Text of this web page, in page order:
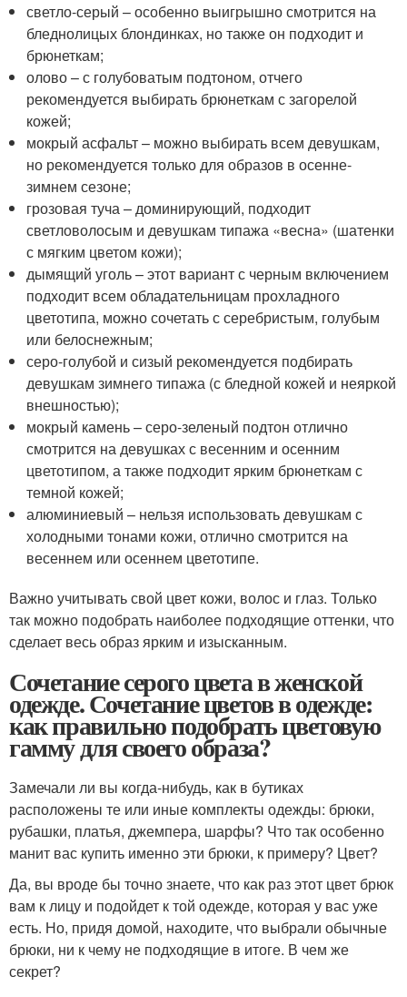
светло-серый – особенно выигрышно смотрится на
бледнолицых блондинках, но также он подходит и
брюнеткам;
олово – с голубоватым подтоном, отчего
рекомендуется выбирать брюнеткам с загорелой
кожей;
мокрый асфальт – можно выбирать всем девушкам,
но рекомендуется только для образов в осенне-
зимнем сезоне;
грозовая туча – доминирующий, подходит
светловолосым и девушкам типажа «весна» (шатенки
с мягким цветом кожи);
дымящий уголь – этот вариант с черным включением
подходит всем обладательницам прохладного
цветотипа, можно сочетать с серебристым, голубым
или белоснежным;
серо-голубой и сизый рекомендуется подбирать
девушкам зимнего типажа (с бледной кожей и неяркой
внешностью);
мокрый камень – серо-зеленый подтон отлично
смотрится на девушках с весенним и осенним
цветотипом, а также подходит ярким брюнеткам с
темной кожей;
алюминиевый – нельзя использовать девушкам с
холодными тонами кожи, отлично смотрится на
весеннем или осеннем цветотипе.
Важно учитывать свой цвет кожи, волос и глаз. Только
так можно подобрать наиболее подходящие оттенки, что
сделает весь образ ярким и изысканным.
Сочетание серого цвета в женской
одежде. Сочетание цветов в одежде:
как правильно подобрать цветовую
гамму для своего образа?
Замечали ли вы когда-нибудь, как в бутиках
расположены те или иные комплекты одежды: брюки,
рубашки, платья, джемпера, шарфы? Что так особенно
манит вас купить именно эти брюки, к примеру? Цвет?
Да, вы вроде бы точно знаете, что как раз этот цвет брюк
вам к лицу и подойдет к той одежде, которая у вас уже
есть. Но, придя домой, находите, что выбрали обычные
брюки, ни к чему не подходящие в итоге. В чем же
секрет?